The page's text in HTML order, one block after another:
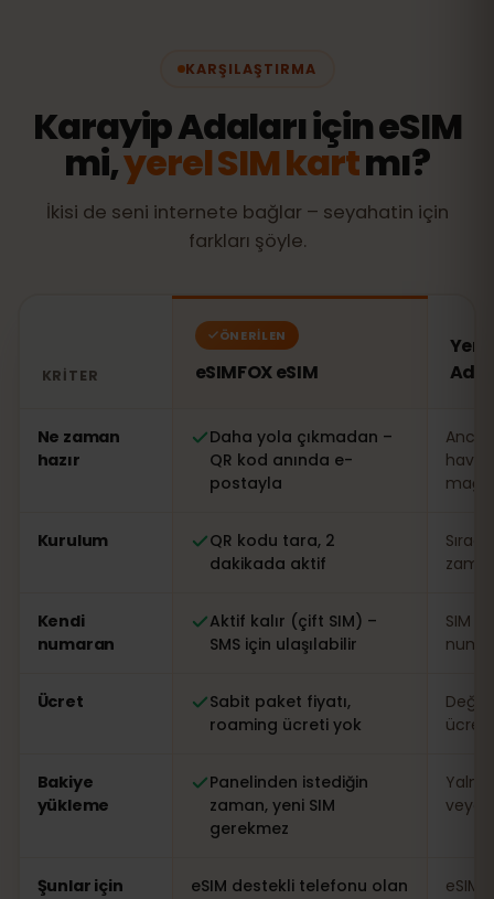
KARŞILAŞTIRMA
Karayip Adaları için eSIM
mi,yerel SIM kartmı?
İkisi de seni internete bağlar – seyahatin için
farkları şöyle.
KRITER
ÖNERILEN
eSIMFOX eSIM
Ne zaman
hazır
Daha yola çıkmadan –
QR kod anında e-
postayla
Kurulum
QR kodu tara, 2
dakikada aktif
Kendi
numaran
Aktif kalır (çift SIM) –
SMS için ulaşılabilir
SIM
Ücret
Sabit paket fiyatı,
roaming ücreti yok
ücreti
Bakiye
yükleme
Panelinden istediğin
zaman, yeni SIM
gerekmez
veya
Şunlar için
eSIM destekli telefonu olan